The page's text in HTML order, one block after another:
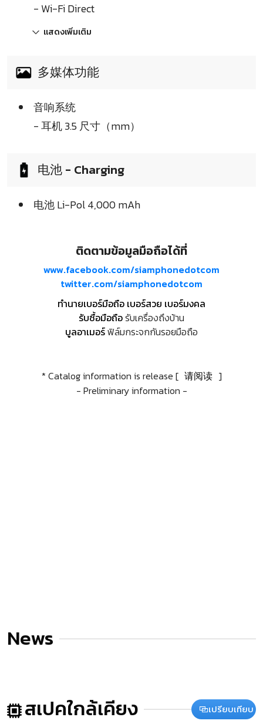
- Wi-Fi Direct
แสดงเพิ่มเติม
多媒体功能
音响系统
- 耳机 3.5 尺寸（mm）
电池 - Charging
电池 Li-Pol 4,000 mAh
ติดตามข้อมูลมือถือได้ที่
www.facebook.com/siamphonedotcom
twitter.com/siamphonedotcom
ทำนายเบอร์มือถือ เบอร์สวย เบอร์มงคล
รับซื้อมือถือรับเครื่องถึงบ้าน
บูลอาเมอร์ฟิล์มกระจกกันรอยมือถือ
* Catalog information is release [ 请阅读 ]
- Preliminary information -
News
สเปคใกล้เคียง เปรียบเทียบ